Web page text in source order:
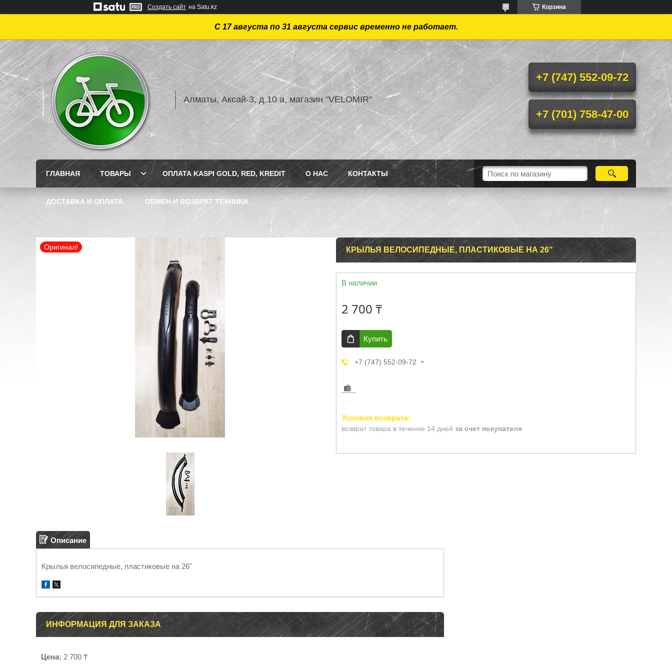
Создать сайт на Satu.kz Корзина
С 17 августа по 31 августа сервис временно не работает.
Алматы, Аксай-3, д.10 а, магазин "VELOMIR"
+7 (747) 552-09-72
+7 (701) 758-47-00
ГЛАВНАЯ ТОВАРЫ ОПЛАТА KASPI GOLD, RED, KREDIT О НАС КОНТАКТЫ
ДОСТАВКА И ОПЛАТА. ОБМЕН И ВОЗВРАТ ТЕХНИКИ
Оригинал! КРЫЛЬЯ ВЕЛОСИПЕДНЫЕ, ПЛАСТИКОВЫЕ НА 26"
В наличии
2 700 ₸
Купить
+7 (747) 552-09-72
возврат товара в течение 14 дней за счет покупателя
Описание
Крылья велосипедные, пластиковые на 26"
ИНФОРМАЦИЯ ДЛЯ ЗАКАЗА
Цена: 2 700 ₸